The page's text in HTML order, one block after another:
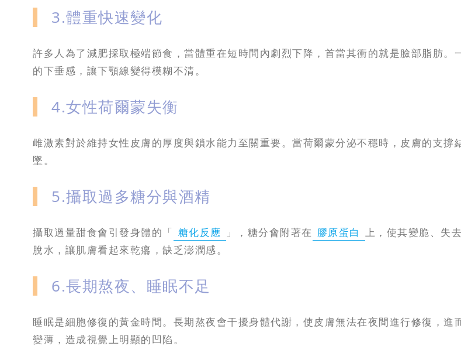
3.體重快速變化
許多人為了減肥採取極端節食，當體重在短時間內劇烈下降，首當其衝的就是臉部脂肪
的下垂感，讓下顎線變得模糊不清。
4.女性荷爾蒙失衡
雌激素對於維持女性皮膚的厚度與鎖水能力至關重要。當荷爾蒙分泌不穩時，皮膚的支
墜。
5.攝取過多糖分與酒精
攝取過量甜食會引發身體的「 糖化反應 」，糖分會附著在 膠原蛋白 上，使其變脆、失
脫水，讓肌膚看起來乾癟，缺乏澎潤感。
6.長期熬夜、睡眠不足
睡眠是細胞修復的黃金時間。長期熬夜會干擾身體代謝，使皮膚無法在夜間進行修復，
變薄，造成視覺上明顯的凹陷。